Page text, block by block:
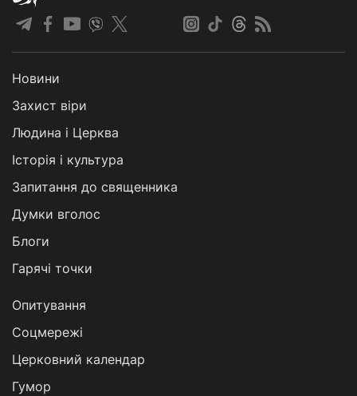
Новини
Захист віри
Людина і Церква
Історія і культура
Запитання до священника
Думки вголос
Блоги
Гарячі точки
Опитування
Соцмережі
Церковний календар
Гумор